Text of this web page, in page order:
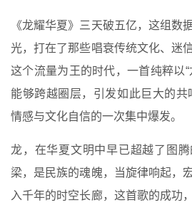
《龙耀华夏》三天破五亿，这组数
光，打在了那些唱衰传统文化、迷
这个流量为王的时代，一首纯粹以“
能够跨越圈层，引发如此巨大的
情感与文化自信的一次集中爆发。
龙，在华夏文明中早已超越了图
梁，是民族的魂魄，当旋律响起，
入千年的时空长廊，这首歌的成功